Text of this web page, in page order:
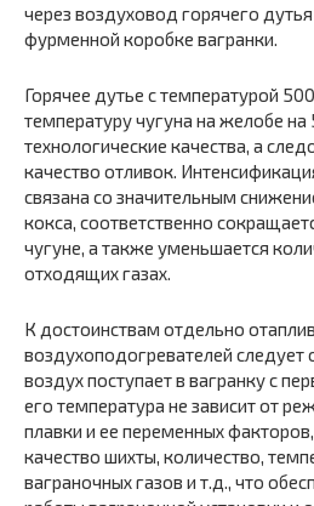
через воздуховод горячего
фурменной коробке вагранки.
Горячее дутье с температурой
температуру чугуна на желобе на
технологические качества, а
качество отливок.
связана со значительным
кокса, соответственно
чугуне, а также уменьшается
отходящих газах.
К достоинствам отдельно
воздухоподогревателей следует
воздух поступает в вагранку с
его температура не зависит от
плавки и ее переменных
качество шихты, количество,
ваграночных газов и т.д., что